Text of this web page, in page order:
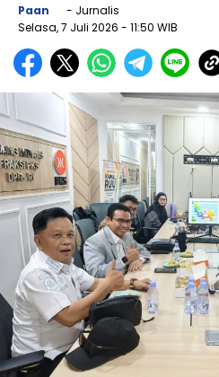
Paan
- Jurnalis
Selasa, 7 Juli 2026 - 11:50 WIB